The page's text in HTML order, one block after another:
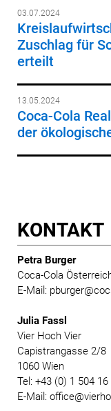
03.07.2024
Zuschlag für
erteilt
13.05.2024
Coca-Cola
der
KONTAKT
Petra Burger
Coca-Cola
E-Mail:
Julia Fassl
Vier Hoch Vier
Capistrangasse 2/8
1060 Wien
Tel: +43 (0) 1 504 16
E-Mail: